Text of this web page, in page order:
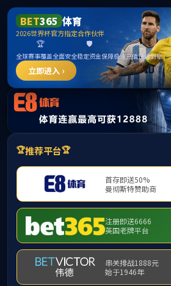
必赢优惠y272net(China)最
首页 中心概况 学
人才培养
党建与思政
招生就业